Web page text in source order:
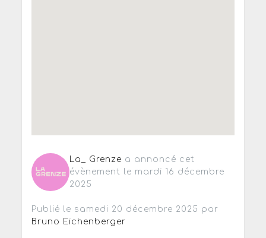
La_ Grenze a annoncé cet
évènement le mardi 16 décembre
2025
Publié le samedi 20 décembre 2025 par
Bruno Eichenberger